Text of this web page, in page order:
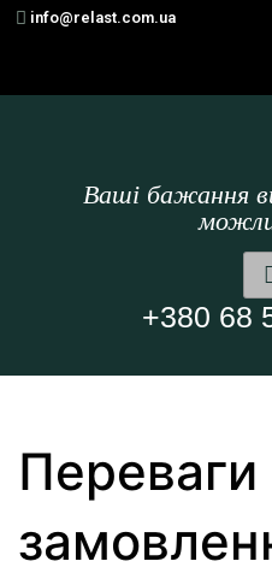
info@relast.com.ua
Ваші бажання
+380 68
Переваги